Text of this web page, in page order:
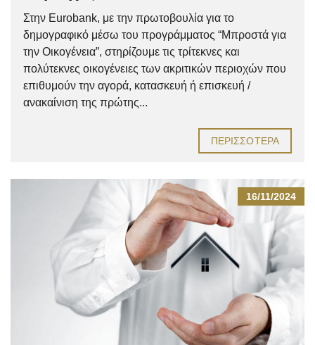
Στην Eurobank, με την πρωτοβουλία για το
δημογραφικό μέσω του προγράμματος “Μπροστά για
την Οικογένεια”, στηρίζουμε τις τρίτεκνες και
πολύτεκνες οικογένειες των ακριτικών περιοχών που
επιθυμούν την αγορά, κατασκευή ή επισκευή /
ανακαίνιση της πρώτης...
ΠΕΡΙΣΣΌΤΕΡΑ
16/11/2024